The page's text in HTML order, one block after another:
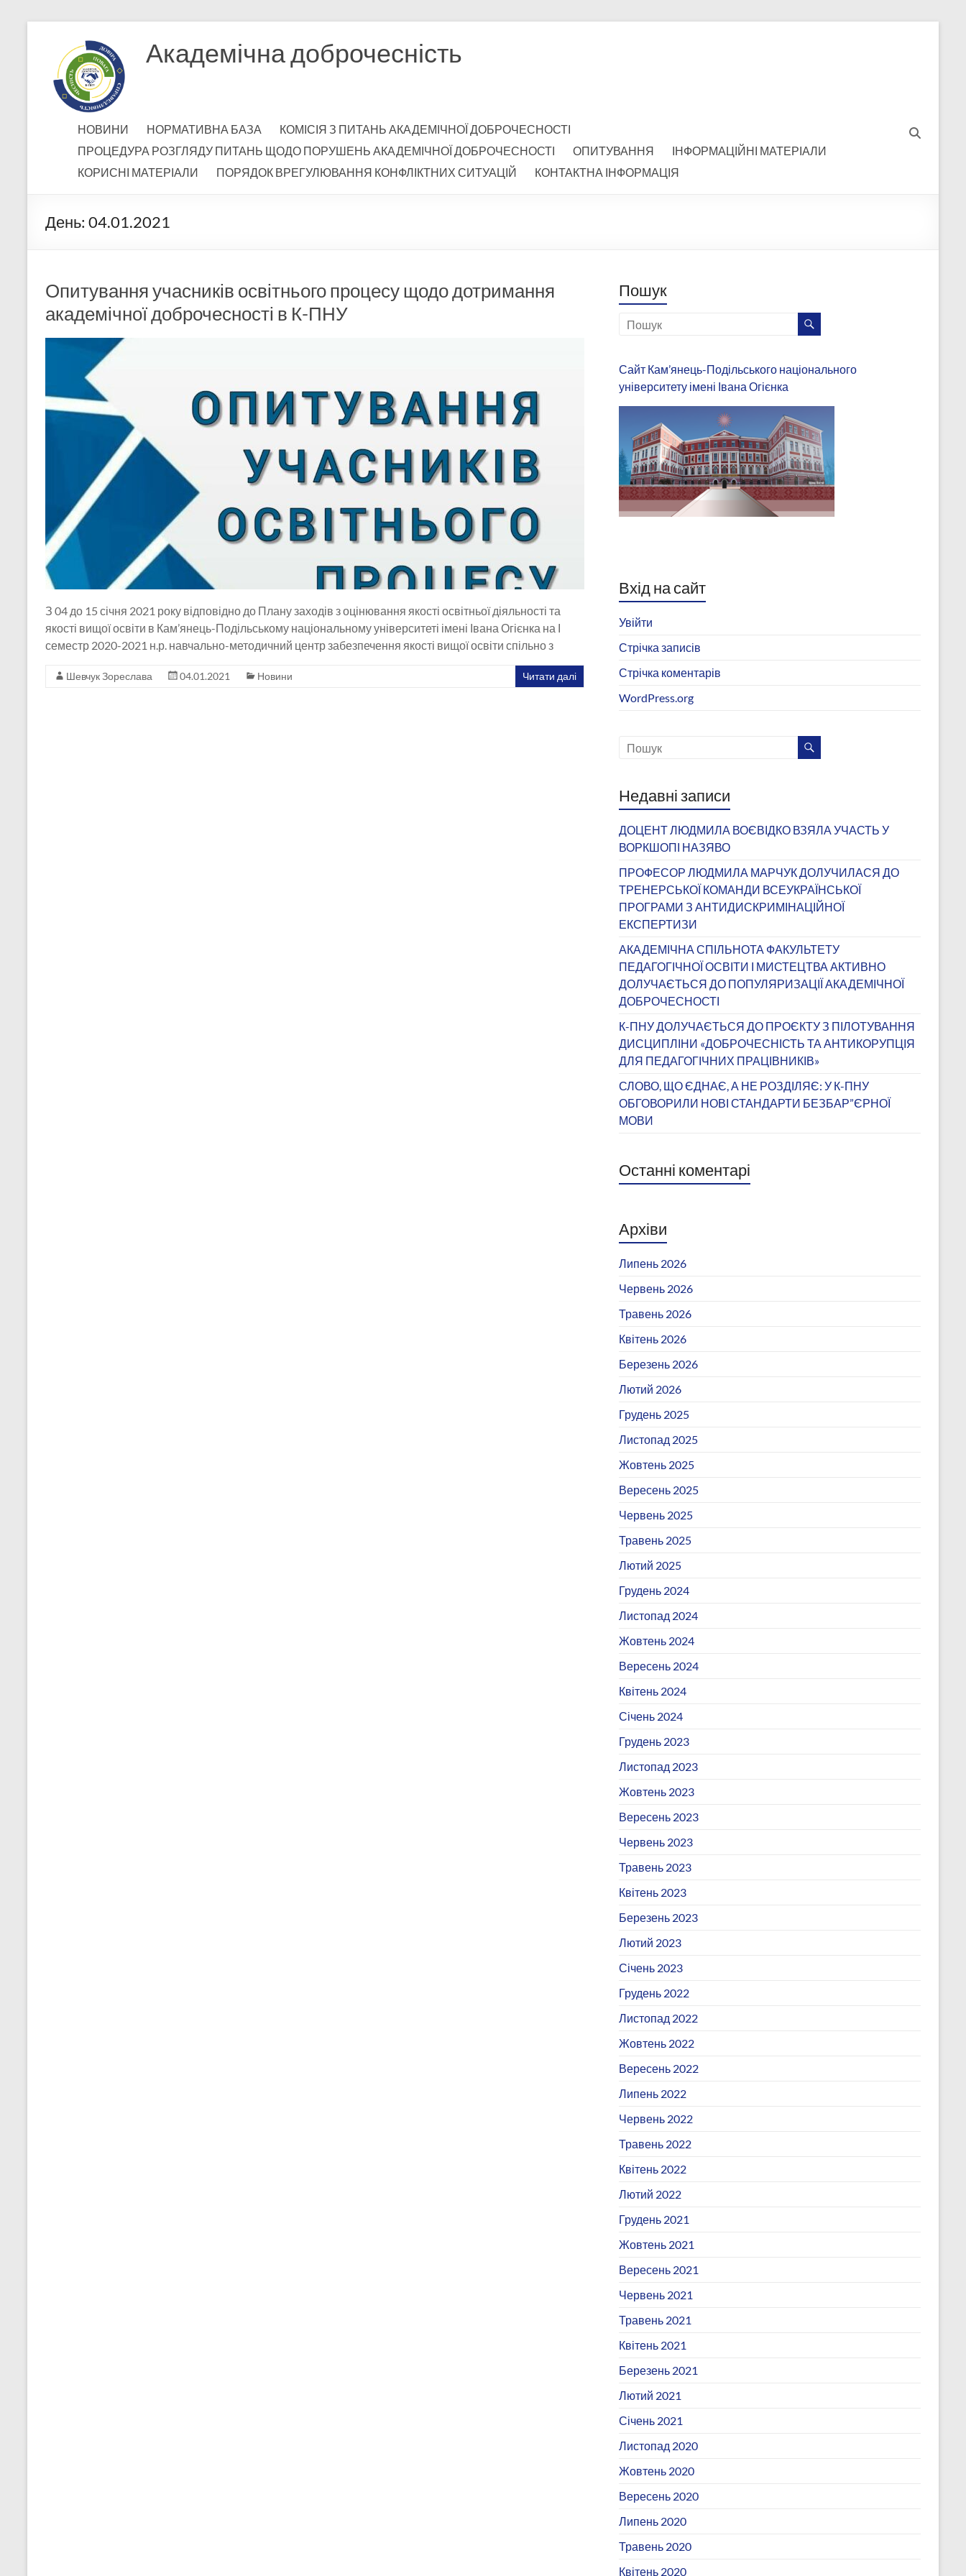
Академічна доброчесність
НОВИНИ НОРМАТИВНА БАЗА
КОМІСІЯ З ПИТАНЬ АКАДЕМІЧНОЇ ДОБРОЧЕСНОСТІ
ПРОЦЕДУРА РОЗГЛЯДУ ПИТАНЬ ЩОДО ПОРУШЕНЬ АКАДЕМІЧНОЇ ДОБРОЧЕСНОСТІ
ОПИТУВАННЯ
ІНФОРМАЦІЙНІ МАТЕРІАЛИ
КОРИСНІ МАТЕРІАЛИ
ПОРЯДОК ВРЕГУЛЮВАННЯ КОНФЛІКТНИХ СИТУАЦІЙ КОНТАКТНА ІНФОРМАЦІЯ
День: 04.01.2021
Опитування учасників освітнього процесу щодо дотримання
академічної доброчесності в К-ПНУ
З 04 до 15 січня 2021 року відповідно до Плану заходів з оцінювання якості освітньої діяльності та
якості вищої освіти в Кам’янець-Подільському національному університеті імені Івана Огієнка на І
семестр 2020-2021 н.р. навчально-методичний центр забезпечення якості вищої освіти спільно з
Шевчук Зореслава 04.01.2021 Новини Читати далі
Пошук
Сайт Кам’янець-Подільського національного
університету імені Івана Огієнка
Вхід на сайт
Увійти
Стрічка записів
Стрічка коментарів
WordPress.org
Недавні записи
ДОЦЕНТ ЛЮДМИЛА ВОЄВІДКО ВЗЯЛА УЧАСТЬ У
ВОРКШОПІ НАЗЯВО
ПРОФЕСОР ЛЮДМИЛА МАРЧУК ДОЛУЧИЛАСЯ ДО
ТРЕНЕРСЬКОЇ КОМАНДИ ВСЕУКРАЇНСЬКОЇ
ПРОГРАМИ З АНТИДИСКРИМІНАЦІЙНОЇ
ЕКСПЕРТИЗИ
АКАДЕМІЧНА СПІЛЬНОТА ФАКУЛЬТЕТУ
ПЕДАГОГІЧНОЇ ОСВІТИ І МИСТЕЦТВА АКТИВНО
ДОЛУЧАЄТЬСЯ ДО ПОПУЛЯРИЗАЦІЇ АКАДЕМІЧНОЇ
ДОБРОЧЕСНОСТІ
К-ПНУ ДОЛУЧАЄТЬСЯ ДО ПРОЄКТУ З ПІЛОТУВАННЯ
ДИСЦИПЛІНИ «ДОБРОЧЕСНІСТЬ ТА АНТИКОРУПЦІЯ
ДЛЯ ПЕДАГОГІЧНИХ ПРАЦІВНИКІВ»
СЛОВО, ЩО ЄДНАЄ, А НЕ РОЗДІЛЯЄ: У К-ПНУ
ОБГОВОРИЛИ НОВІ СТАНДАРТИ БЕЗБАР”ЄРНОЇ
МОВИ
Останні коментарі
Архіви
Липень 2026
Червень 2026
Травень 2026
Квітень 2026
Березень 2026
Лютий 2026
Грудень 2025
Листопад 2025
Жовтень 2025
Вересень 2025
Червень 2025
Травень 2025
Лютий 2025
Грудень 2024
Листопад 2024
Жовтень 2024
Вересень 2024
Квітень 2024
Січень 2024
Грудень 2023
Листопад 2023
Жовтень 2023
Вересень 2023
Червень 2023
Травень 2023
Квітень 2023
Березень 2023
Лютий 2023
Січень 2023
Грудень 2022
Листопад 2022
Жовтень 2022
Вересень 2022
Липень 2022
Червень 2022
Травень 2022
Квітень 2022
Лютий 2022
Грудень 2021
Жовтень 2021
Вересень 2021
Червень 2021
Травень 2021
Квітень 2021
Березень 2021
Лютий 2021
Січень 2021
Листопад 2020
Жовтень 2020
Вересень 2020
Липень 2020
Травень 2020
Квітень 2020